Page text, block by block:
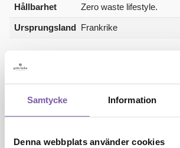
Samtycke Information
Denna webbplats använder cookies
Hållbarhet Zero waste lifestyle.
Ursprungsland Frankrike
Ingredienser
kernelate¸ aqua (water)/eau¸ parfum
chloride¸ glycerin¸ butyrospermum parkii